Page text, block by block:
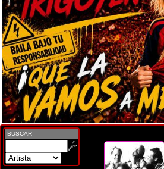
BUSCAR